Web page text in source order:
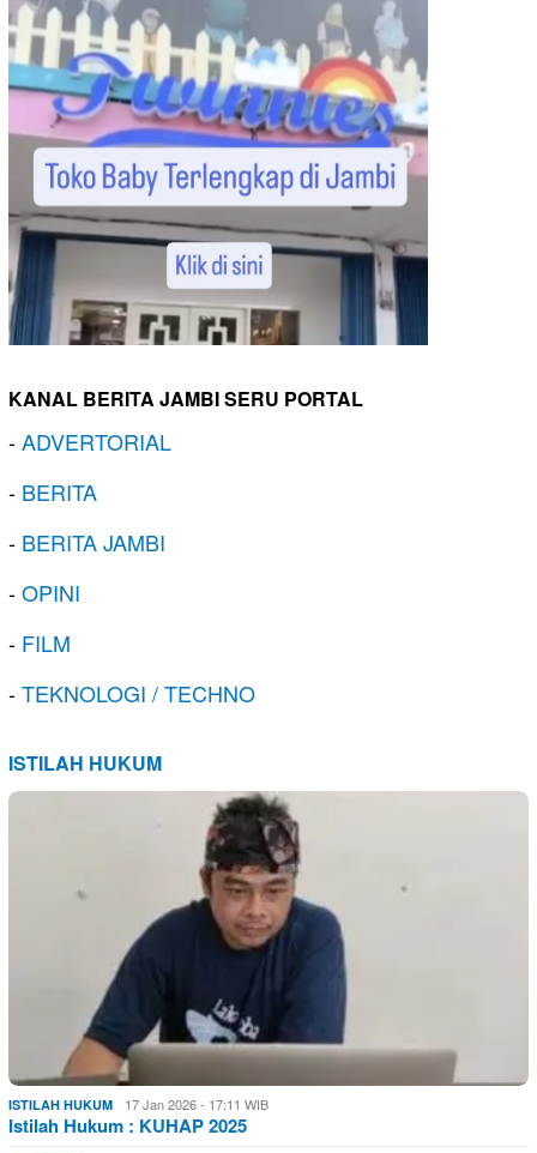
KANAL BERITA JAMBI SERU PORTAL
-ADVERTORIAL
- BERITA
- BERITA JAMBI
-OPINI
- FILM
-TEKNOLOGI / TECHNO
ISTILAH HUKUM
ISTILAH HUKUM 17 Jan 2026 - 17:11 WIB
Istilah Hukum : KUHAP 2025